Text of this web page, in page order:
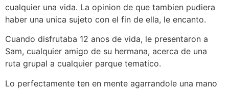
cualquier una vida. La opinion de que tambien pudiera
haber una unica sujeto con el fin de ella, le encanto.
Cuando disfrutaba 12 anos de vida, le presentaron a
Sam, cualquier amigo de su hermana, acerca de una
ruta grupal a cualquier parque tematico.
Lo perfectamente ten en mente agarrandole una mano